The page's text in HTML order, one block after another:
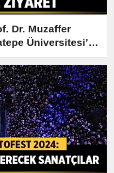
Dr. Muzaffer
Üniversitesi’ni